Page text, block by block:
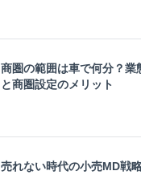
商圏の範囲は車で何分？業
と商圏設定のメリット
売れない時代の小売MD戦